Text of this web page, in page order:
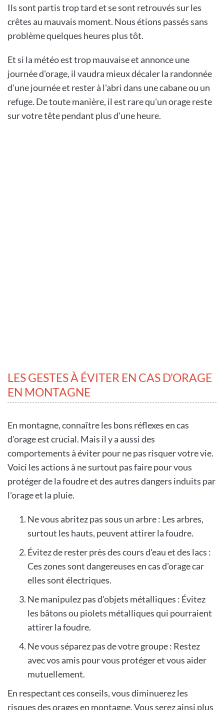
Ils sont partis trop tard et se sont retrouvés sur les
crêtes au mauvais moment. Nous étions passés sans
problème quelques heures plus tôt.
Et si la météo est trop mauvaise et annonce une
journée d'orage, il vaudra mieux décaler la randonnée
d'une journée et rester à l'abri dans une cabane ou un
refuge. De toute manière, il est rare qu'un orage reste
sur votre tête pendant plus d'une heure.
LES GESTES À ÉVITER EN CAS D'ORAGE
EN MONTAGNE
En montagne, connaître les bons réflexes en cas
d'orage est crucial. Mais il y a aussi des
comportements à éviter pour ne pas risquer votre vie.
Voici les actions à ne surtout pas faire pour vous
protéger de la foudre et des autres dangers induits par
l'orage et la pluie.
Ne vous abritez pas sous un arbre : Les arbres,
surtout les hauts, peuvent attirer la foudre.
Évitez de rester près des cours d'eau et des lacs :
Ces zones sont dangereuses en cas d'orage car
elles sont électriques.
Ne manipulez pas d'objets métalliques : Évitez
les bâtons ou piolets métalliques qui pourraient
attirer la foudre.
Ne vous séparez pas de votre groupe : Restez
avec vos amis pour vous protéger et vous aider
mutuellement.
En respectant ces conseils, vous diminuerez les
risques des orages en montagne. Vous serez ainsi plus